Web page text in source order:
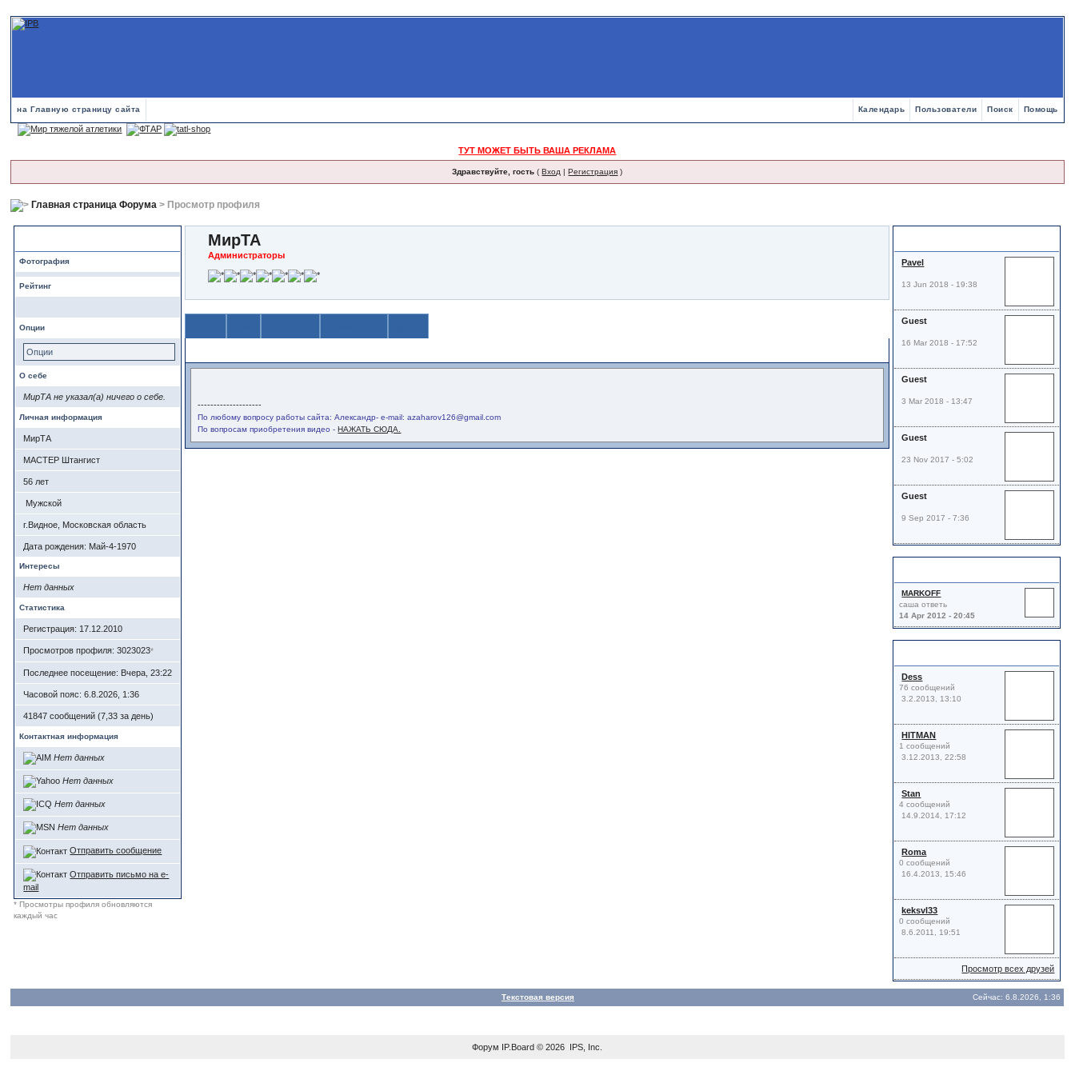
на Главную страницу сайта Помощь
Поиск
Пользователи
Календарь
ТУТ МОЖЕТ БЫТЬ ВАША РЕКЛАМА
Здравствуйте, гость (Вход |Регистрация )
Главная страница Форума > Просмотр профиля
Фотография
Рейтинг
Опции
Опции
О себе
МирТА не указал(а) ничего о себе.
Личная информация
МирТА
МАСТЕР Штангист
56 лет
Мужской
г.Видное, Московская область
Дата рождения: Май-4-1970
Интересы
Нет данных
Статистика
Регистрация: 17.12.2010
Просмотров профиля: 3023023*
Последнее посещение: Вчера, 23:22
Часовой пояс: 6.8.2026, 1:36
41847 сообщений (7,33 за день)
Контактная информация
Нет данных
Нет данных
Нет данных
Нет данных
Отправить сообщение
Отправить письмо на e-
mail
* Просмотры профиля обновляются
каждый час
МирТА
Администраторы
--------------------
По любому вопросу работы сайта: Александр- e-mail: azaharov126@gmail.com
По вопросам приобретения видео -НАЖАТЬ СЮДА.
Pavel
13 Jun 2018 - 19:38
Guest
16 Mar 2018 - 17:52
Guest
3 Mar 2018 - 13:47
Guest
23 Nov 2017 - 5:02
Guest
9 Sep 2017 - 7:36
MARKOFF
саша ответь
14 Apr 2012 - 20:45
Dess
76 сообщений
3.2.2013, 13:10
HITMAN
1 сообщений
3.12.2013, 22:58
Stan
4 сообщений
14.9.2014, 17:12
Roma
0 сообщений
16.4.2013, 15:46
keksvl33
0 сообщений
8.6.2011, 19:51
Просмотр всех друзей
Текстовая версия Сейчас: 6.8.2026, 1:36
Форум IP.Board © 2026 IPS, Inc